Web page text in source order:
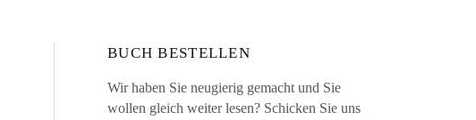
BUCH BESTELLEN
Wir haben Sie neugierig gemacht und Sie
wollen gleich weiter lesen? Schicken Sie uns